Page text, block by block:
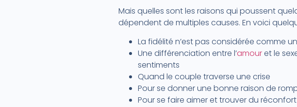
Mais quelles sont les raisons qui poussent
dépendent de multiples causes. En voici
La fidélité n’est pas considérée comme
Une différenciation entre l’amouret le
sentiments
Quand le couple traverse une crise
Pour se donner une bonne raison de
Pour se faire aimer et trouver du